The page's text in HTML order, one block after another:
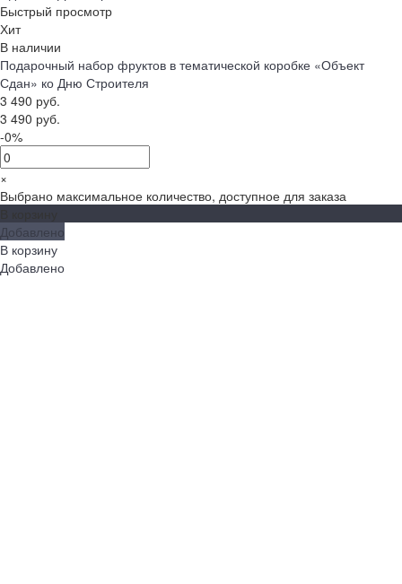
Быстрый просмотр
Хит
В наличии
Подарочный набор фруктов в тематической коробке «Объект
Сдан» ко Дню Строителя
3 490 руб.
3 490 руб.
-0%
×
Выбрано максимальное количество, доступное для заказа
Добавлено
В корзину
Добавлено